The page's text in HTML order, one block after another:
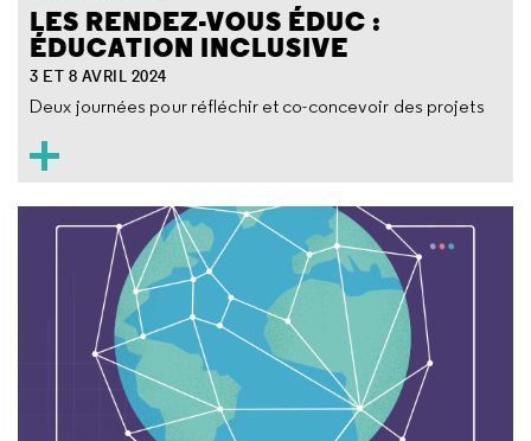
LES RENDEZ-VOUS ÉDUC :
ÉDUCATION INCLUSIVE
3 ET 8 AVRIL 2024
Deux journées pour réfléchir et co-concevoir des projets